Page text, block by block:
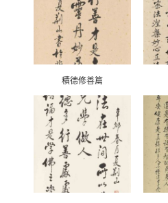
積德修善篇